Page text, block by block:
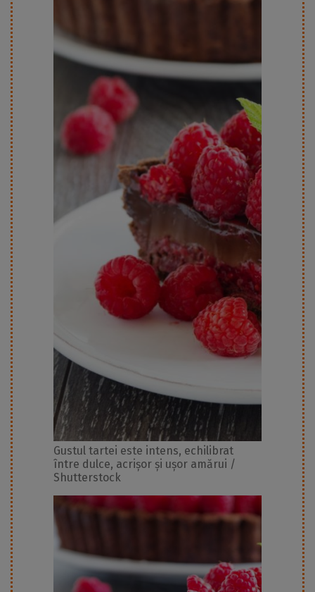
Gustul tartei este intens, echilibrat
între dulce, acrișor și ușor amărui /
Shutterstock